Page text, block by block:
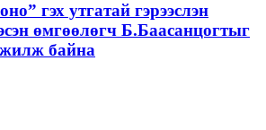
гэх утгатай гэрээслэн
өмгөөлөгч Б.Баасанцогтыг
байна